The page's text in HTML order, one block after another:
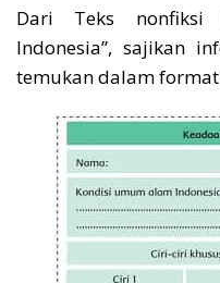
Dari Teks nonfiksi
Indonesia”, sajikan
temukan dalam